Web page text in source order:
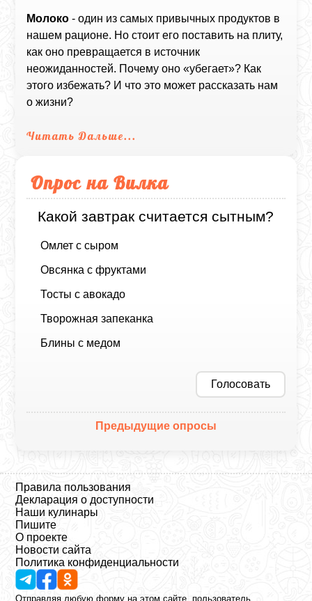
Молоко - один из самых привычных продуктов в
нашем рационе. Но стоит его поставить на плиту,
как оно превращается в источник
неожиданностей. Почему оно «убегает»? Как
этого избежать? И что это может рассказать нам
о жизни?
Читать Дальше...
Опрос на Вилка
Какой завтрак считается сытным?
Омлет с сыром
Овсянка с фруктами
Тосты с авокадо
Творожная запеканка
Блины с медом
Голосовать
Предыдущие опросы
Правила пользования
Декларация о доступности
Наши кулинары
Пишите
О проекте
Новости сайта
Политика конфиденциальности
Отправляя любую форму на этом сайте, пользователь